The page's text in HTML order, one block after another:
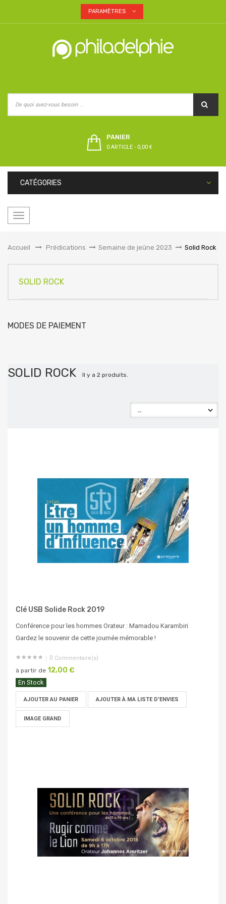
PARAMÈTRES
PANIER
0 ARTICLE - 0,00 €
CATÉGORIES
Basculer
Accueil
&gt;Prédications > Semaine de jeûne 2023 > Solid Rock
SOLID ROCK
MODES DE PAIEMENT
SOLID ROCK Il y a 2 produits.
Clé USB Solide Rock 2019
Conférence pour les hommes Orateur : Mamadou Karambiri
Gardez le souvenir de cette journée mémorable !
0 Commentaire(s)
à partir de 12,00 €
En Stock
AJOUTER AU PANIER AJOUTER À MA LISTE D'ENVIES
IMAGE GRAND